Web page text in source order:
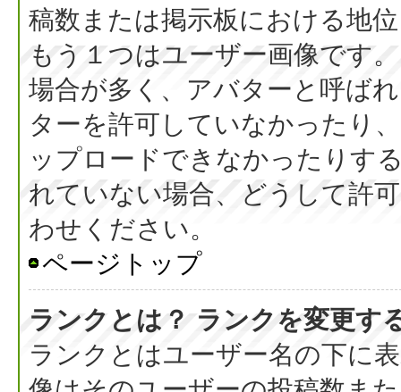
稿数または掲示板における地
もう１つはユーザー画像です
場合が多く、アバターと呼ば
ターを許可していなかったり
ップロードできなかったりす
れていない場合、どうして許
わせください。
ページトップ
ランクとは？ ランクを変更す
ランクとはユーザー名の下に